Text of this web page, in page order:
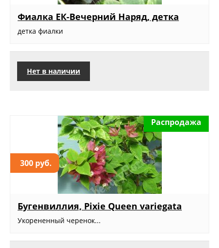
Фиалка ЕК-Вечерний Наряд, детка
детка фиалки
Нет в наличии
300 руб.
Распродажа
Бугенвиллия, Pixie Queen variegata
Укорененный черенок...